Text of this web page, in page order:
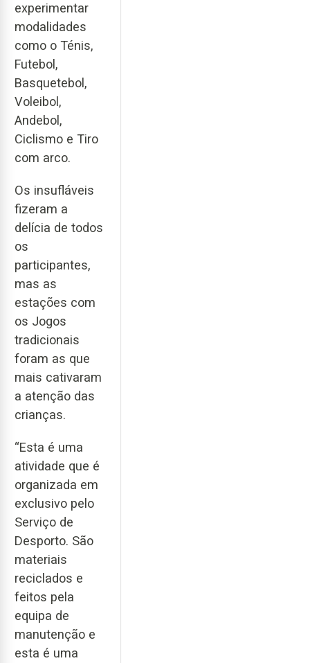
experimentar
modalidades
como o Ténis,
Futebol,
Basquetebol,
Voleibol,
Andebol,
Ciclismo e Tiro
com arco.
Os insufláveis
fizeram a
delícia de todos
os
participantes,
mas as
estações com
os Jogos
tradicionais
foram as que
mais cativaram
a atenção das
crianças.
“Esta é uma
atividade que é
organizada em
exclusivo pelo
Serviço de
Desporto. São
materiais
reciclados e
feitos pela
equipa de
manutenção e
esta é uma